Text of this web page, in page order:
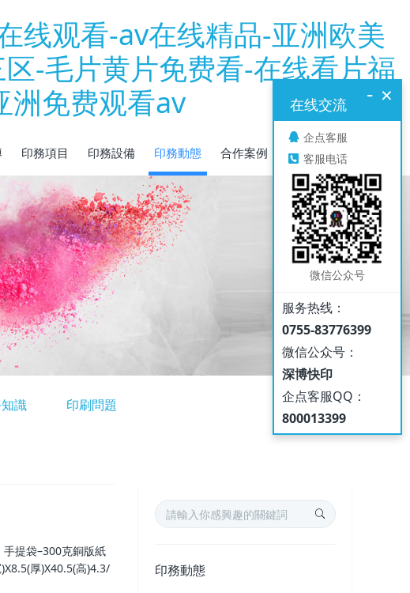
线观看-av在线精品-亚洲欧美
-毛片黄片免费看-在线看片福
洲免费观看av
印務項目 印務設備 印務動態 合作案例 聯系我們
識 印刷問題
提袋–300克銅版紙
厚)X40.5(高)4.3/
印務動態
×
-
在线交流
企点客服
客服电话
微信公众号
服务热线：
0755-83776399
微信公众号：
深博快印
企点客服QQ：
800013399